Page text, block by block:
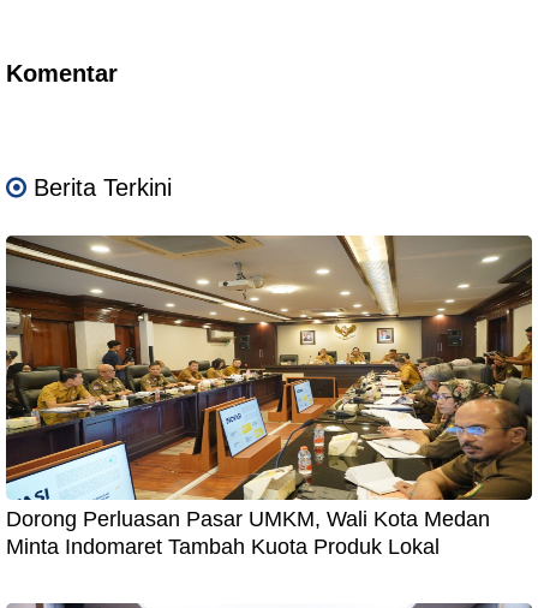
Komentar
Berita Terkini
Dorong Perluasan Pasar UMKM, Wali Kota Medan
Minta Indomaret Tambah Kuota Produk Lokal